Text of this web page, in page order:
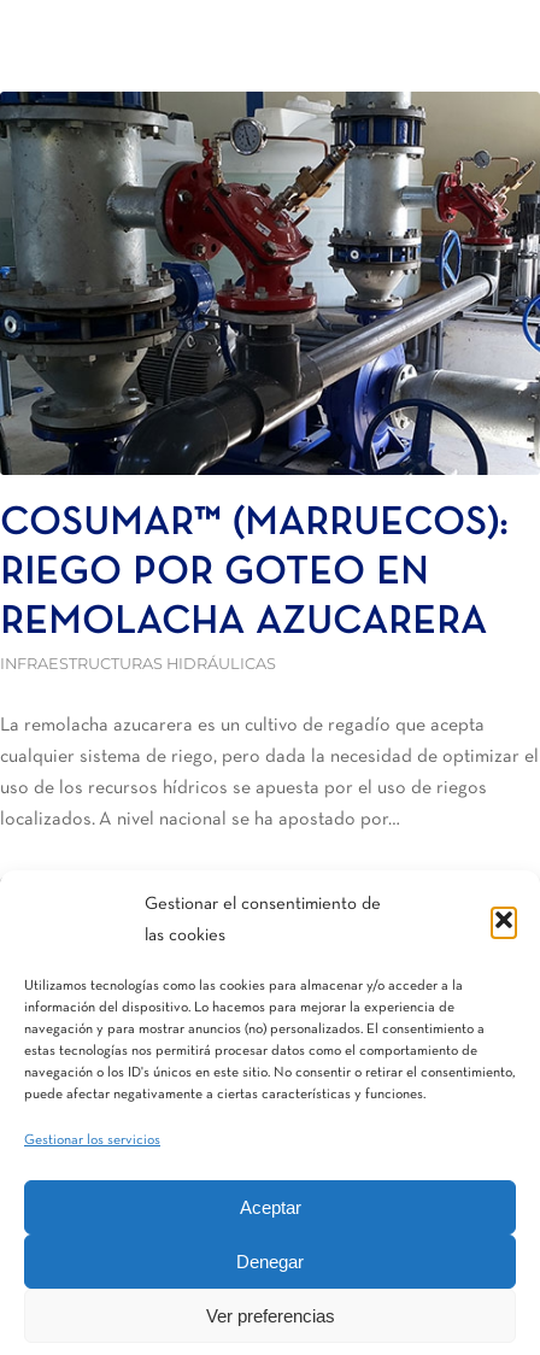
Gestionar el consentimiento de
las cookies
Utilizamos tecnologías como las cookies para almacenar y/o acceder a la
información del dispositivo. Lo hacemos para mejorar la experiencia de
navegación y para mostrar anuncios (no) personalizados. El consentimiento a
estas tecnologías nos permitirá procesar datos como el comportamiento de
navegación o los ID's únicos en este sitio. No consentir o retirar el consentimiento,
puede afectar negativamente a ciertas características y funciones.
Gestionar los servicios
Aceptar
Denegar
Ver preferencias
COSUMAR™ (MARRUECOS):
RIEGO POR GOTEO EN
REMOLACHA AZUCARERA
INFRAESTRUCTURAS HIDRÁULICAS
La remolacha azucarera es un cultivo de regadío que acepta
cualquier sistema de riego, pero dada la necesidad de optimizar el
uso de los recursos hídricos se apuesta por el uso de riegos
localizados. A nivel nacional se ha apostado por…
07/08/2015
‹ 3 4 5 6 7 › »
MatWater Division